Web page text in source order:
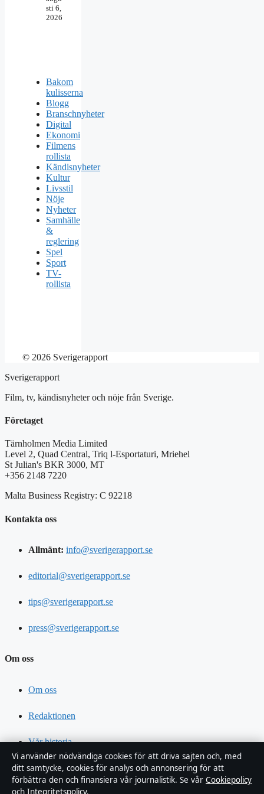
sti 6,
2026
Bakom
kulisserna
Blogg
Branschnyheter
Digital
Ekonomi
Filmens
rollista
Kändisnyheter
Kultur
Livsstil
Nöje
Nyheter
Samhälle
&
reglering
Spel
Sport
TV-
rollista
© 2026 Sverigerapport
Sverigerapport
Film, tv, kändisnyheter och nöje från Sverige.
Företaget
Tärnholmen Media Limited
Level 2, Quad Central, Triq l-Esportaturi, Mriehel
St Julian's BKR 3000, MT
+356 2148 7220
Malta Business Registry: C 92218
Kontakta oss
Allmänt: info@sverigerapport.se
editorial@sverigerapport.se
tips@sverigerapport.se
press@sverigerapport.se
Om oss
Om oss
Redaktionen
Vår historia
Nyhetsbrev
Vi använder nödvändiga cookies för att driva sajten och, med
ditt samtycke, cookies för analys och annonsering för att
förbättra den och finansiera vår journalistik. Se vår Cookiepolicy
och Integritetspolicy.